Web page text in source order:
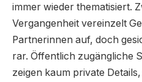
immer wieder thematisiert.
Vergangenheit vereinzelt
Partnerinnen auf, doch
rar. Öffentlich zugängliche
zeigen kaum private